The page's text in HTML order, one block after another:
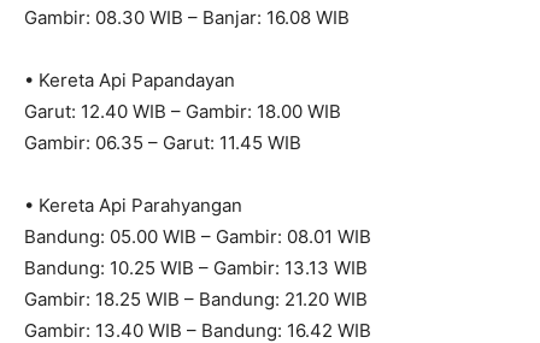
Gambir: 08.30 WIB – Banjar: 16.08 WIB
• Kereta Api Papandayan
Garut: 12.40 WIB – Gambir: 18.00 WIB
Gambir: 06.35 – Garut: 11.45 WIB
• Kereta Api Parahyangan
Bandung: 05.00 WIB – Gambir: 08.01 WIB
Bandung: 10.25 WIB – Gambir: 13.13 WIB
Gambir: 18.25 WIB – Bandung: 21.20 WIB
Gambir: 13.40 WIB – Bandung: 16.42 WIB